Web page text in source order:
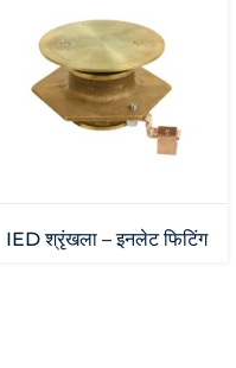
IED श्रृंखला – इनलेट फिटिंग